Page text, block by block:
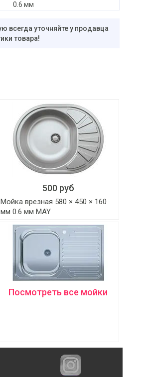
0.6 мм
всегда уточняйте у продавца
товара!
500 руб
Мойка врезная 580 × 450 × 160
мм 0.6 мм MAY
Посмотреть все мойки